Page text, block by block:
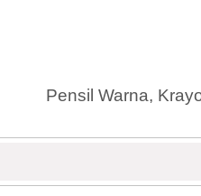
Pensil Warna,